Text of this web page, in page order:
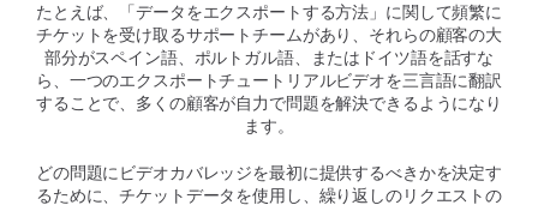
たとえば、「データをエクスポートする方法」に関して頻繁に
チケットを受け取るサポートチームがあり、それらの顧客の大
部分がスペイン語、ポルトガル語、またはドイツ語を話すな
ら、一つのエクスポートチュートリアルビデオを三言語に翻訳
することで、多くの顧客が自力で問題を解決できるようになり
ます。
どの問題にビデオカバレッジを最初に提供するべきかを決定す
るために、チケットデータを使用し、繰り返しのリクエストの